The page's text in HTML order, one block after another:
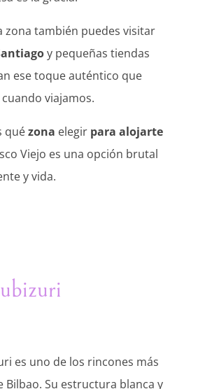
zona también puedes visitar
y pequeñas tiendas
ese toque auténtico que
viajamos.
quézona elegir para alojarte
Viejo es una opción brutal
y vida.
es uno de los rincones más
Bilbao. Su estructura blanca y